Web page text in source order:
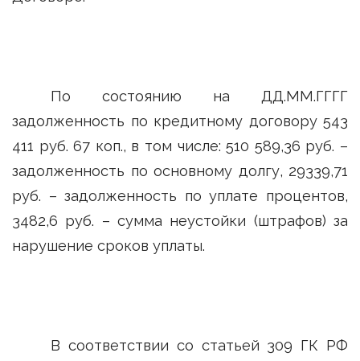
По состоянию на ДД.ММ.ГГГГ
задолженность по кредитному договору 543
411 руб. 67 коп., в том числе: 510 589,36 руб. –
задолженность по основному долгу, 29339,71
руб. – задолженность по уплате процентов,
3482,6 руб. – сумма неустойки (штрафов) за
нарушение сроков уплаты.
В соответствии со статьей 309 ГК РФ